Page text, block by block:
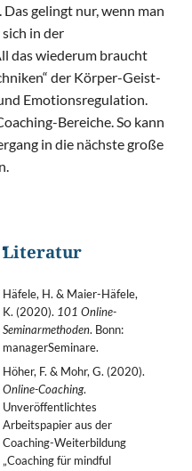
gelingt nur, wenn man
in der
das wiederum braucht
der Körper-Geist-
Emotionsregulation.
Bereiche. So kann
in die nächste große
Literatur
Häfele, H. & Maier-Häfele,
K. (2020). 101 Online-
Seminarmethoden. Bonn:
managerSeminare.
Höher, F. & Mohr, G. (2020).
Online-Coaching.
Unveröffentlichtes
Arbeitspapier aus der
Coaching-Weiterbildung
„Coaching für mindful